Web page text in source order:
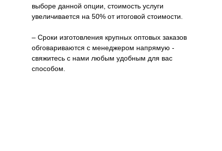
выборе данной опции, стоимость услуги
увеличивается на 50% от итоговой стоимости.
– Сроки изготовления крупных оптовых заказов
обговариваются с менеджером напрямую -
свяжитесь с нами любым удобным для вас
способом.